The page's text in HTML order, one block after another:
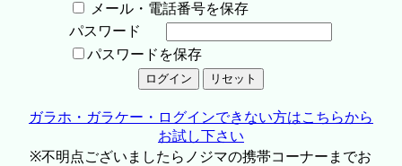
メール・電話番号を保存
パスワード
パスワードを保存
ガラホ・ガラケー・ログインできない方はこちらから
お試し下さい
※不明点ございましたらノジマの携帯コーナーまでお